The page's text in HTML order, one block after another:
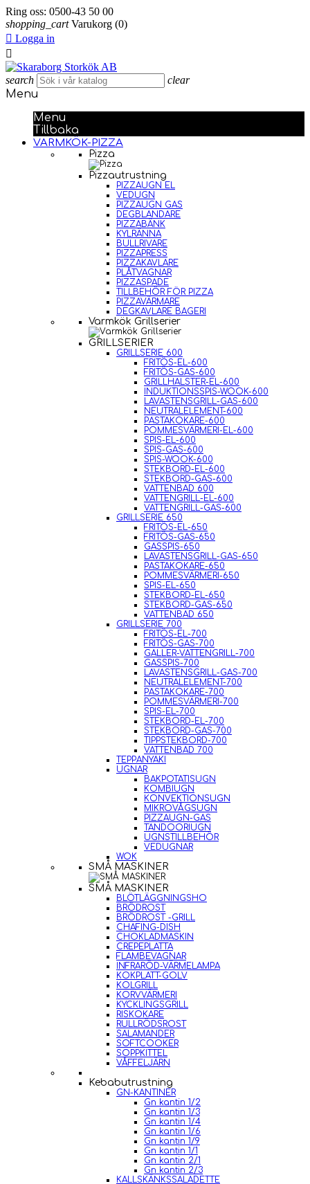
Ring oss: 0500-43 50 00
shopping_cart Varukorg (0)
 Logga in

search clear
Menu
Menu
Tillbaka
VARMKÖK-PIZZA
Pizza
Pizzautrustning
PIZZAUGN EL
VEDUGN
PIZZAUGN GAS
DEGBLANDARE
PIZZABÄNK
KYLRÄNNA
BULLRIVARE
PIZZAPRESS
PIZZAKAVLARE
PLÅTVAGNAR
PIZZASPADE
TILLBEHÖR FÖR PIZZA
PIZZAVÄRMARE
DEGKAVLARE BAGERI
Varmkök Grillserier
GRILLSERIER
GRILLSERIE 600
FRITÖS-EL-600
FRITÖS-GAS-600
GRILLHALSTER-EL-600
INDUKTIONSSPIS-WOOK-600
LAVASTENSGRILL-GAS-600
NEUTRALELEMENT-600
PASTAKOKARE-600
POMMESVÄRMERI-EL-600
SPIS-EL-600
SPIS-GAS-600
SPIS-WOOK-600
STEKBORD-EL-600
STEKBORD-GAS-600
VATTENBAD 600
VATTENGRILL-EL-600
VATTENGRILL-GAS-600
GRILLSERIE 650
FRITÖS-EL-650
FRITÖS-GAS-650
GASSPIS-650
LAVASTENSGRILL-GAS-650
PASTAKOKARE-650
POMMESVÄRMERI-650
SPIS-EL-650
STEKBORD-EL-650
STEKBORD-GAS-650
VATTENBAD 650
GRILLSERIE 700
FRITÖS-EL-700
FRITÖS-GAS-700
GALLER-VATTENGRILL-700
GASSPIS-700
LAVASTENSGRILL-GAS-700
NEUTRALELEMENT-700
PASTAKOKARE-700
POMMESVÄRMERI-700
SPIS-EL-700
STEKBORD-EL-700
STEKBORD-GAS-700
TIPPSTEKBORD-700
VATTENBAD 700
TEPPANYAKI
UGNAR
BAKPOTATISUGN
KOMBIUGN
KONVEKTIONSUGN
MIKROVÅGSUGN
PIZZAUGN-GAS
TANDOORIUGN
UGNSTILLBEHÖR
VEDUGNAR
WOK
SMÅ MASKINER
SMÅ MASKINER
BLÖTLÄGGNINGSHO
BRÖDROST
BRÖDROST -GRILL
CHAFING-DISH
CHOKLADMASKIN
CREPEPLATTA
FLAMBEVAGNAR
INFRARÖD-VÄRMELAMPA
KOKPLATT-GOLV
KOLGRILL
KORVVÄRMERI
KYCKLINGSGRILL
RISKOKARE
RULLRÖDSROST
SALAMANDER
SOFTCOOKER
SOPPKITTEL
VÅFFELJÄRN
Kebabutrustning
GN-KANTINER
Gn kantin 1/2
Gn kantin 1/3
Gn kantin 1/4
Gn kantin 1/6
Gn kantin 1/9
Gn kantin 1/1
Gn kantin 2/1
Gn kantin 2/3
KALLSKÄNKSSALADETTE